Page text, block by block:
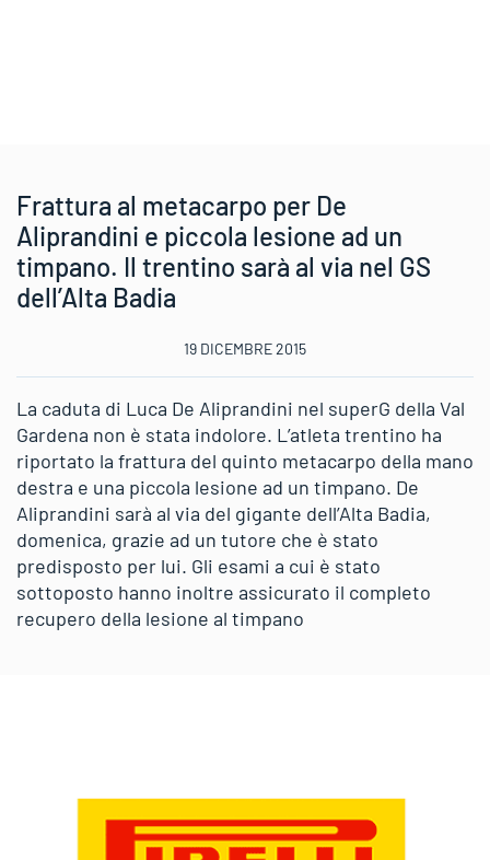
Frattura al metacarpo per De
Aliprandini e piccola lesione ad un
timpano. Il trentino sarà al via nel GS
dell’Alta Badia
19 DICEMBRE 2015
La caduta di Luca De Aliprandini nel superG della Val
Gardena non è stata indolore. L’atleta trentino ha
riportato la frattura del quinto metacarpo della mano
destra e una piccola lesione ad un timpano. De
Aliprandini sarà al via del gigante dell’Alta Badia,
domenica, grazie ad un tutore che è stato
predisposto per lui. Gli esami a cui è stato
sottoposto hanno inoltre assicurato il completo
recupero della lesione al timpano